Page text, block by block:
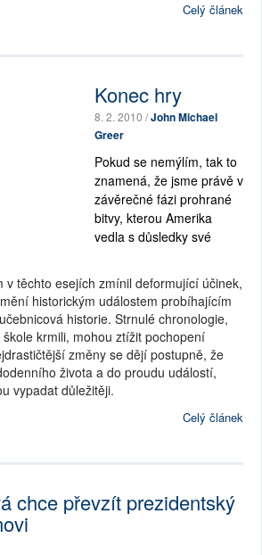
Celý článek
Konec hry
8. 2. 2010 /John Michael
Greer
Pokud se nemýlím, tak to
znamená, že jsme právě v
závěrečné fázi prohrané
bitvy, kterou Amerika
vedla s důsledky své
v těchto esejích zmínil deformující účinek,
historickým událostem probíhajícím
historie. Strnulé chronologie,
krmili, mohou ztížit pochopení
změny se dějí postupně, že
života a do proudu událostí,
vypadat důležitěji.
Celý článek
chce převzít prezidentský